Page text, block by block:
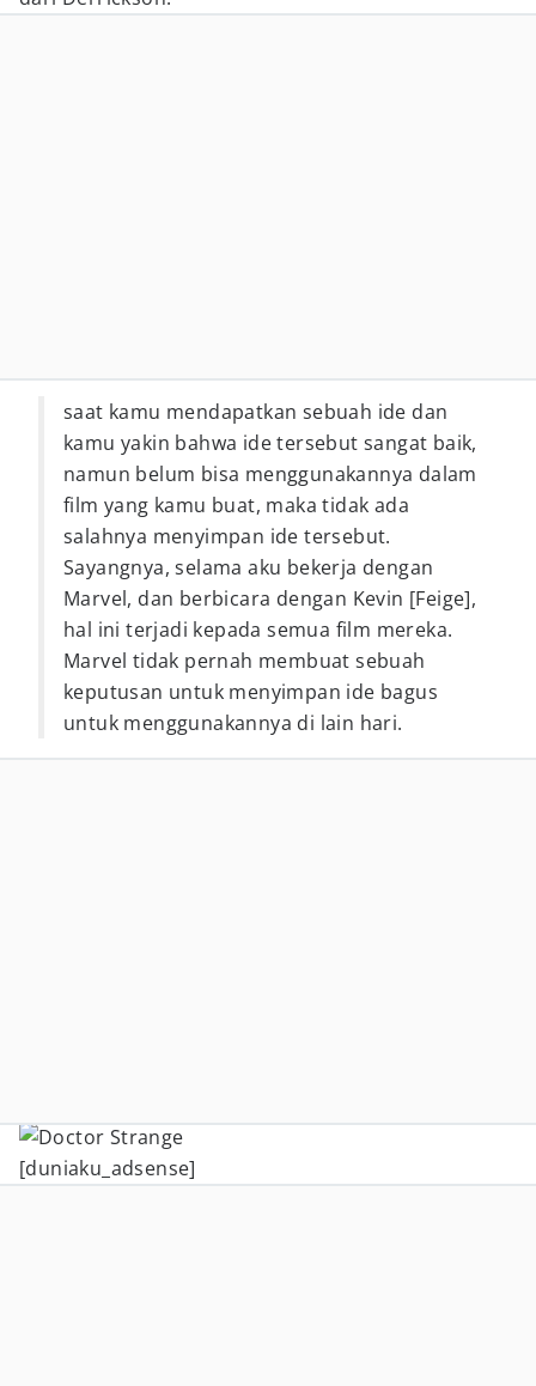
saat kamu mendapatkan sebuah ide dan
kamu yakin bahwa ide tersebut sangat baik,
namun belum bisa menggunakannya dalam
film yang kamu buat, maka tidak ada
salahnya menyimpan ide tersebut.
Sayangnya, selama aku bekerja dengan
Marvel, dan berbicara dengan Kevin [Feige],
hal ini terjadi kepada semua film mereka.
Marvel tidak pernah membuat sebuah
keputusan untuk menyimpan ide bagus
untuk menggunakannya di lain hari.
[duniaku_adsense]